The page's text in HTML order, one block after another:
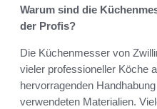
Warum sind die
der Profis?
Die Küchenmesser von
vieler professioneller Köche
hervorragenden
verwendeten Materialien.